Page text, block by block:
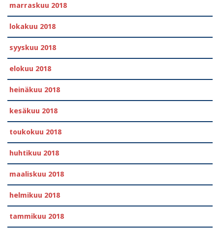
marraskuu 2018
lokakuu 2018
syyskuu 2018
elokuu 2018
heinäkuu 2018
kesäkuu 2018
toukokuu 2018
huhtikuu 2018
maaliskuu 2018
helmikuu 2018
tammikuu 2018